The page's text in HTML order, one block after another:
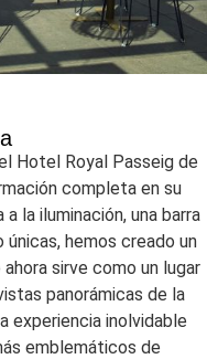
Hotel Royal Passeig de
completa en su
la iluminación, una barra
hemos creado un
sirve como un lugar
panorámicas de la
experiencia inolvidable
emblemáticos de